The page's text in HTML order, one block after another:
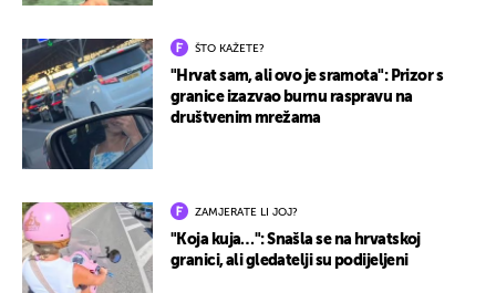
ŠTO KAŽETE?
"Hrvat sam, ali ovo je sramota": Prizor s
granice izazvao burnu raspravu na
društvenim mrežama
ZAMJERATE LI JOJ?
"Koja kuja…": Snašla se na hrvatskoj
granici, ali gledatelji su podijeljeni